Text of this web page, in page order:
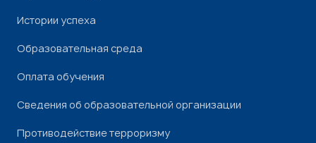
Истории успеха
Образовательная среда
Оплата обучения
Сведения об образовательной организации
Противодействие терроризму